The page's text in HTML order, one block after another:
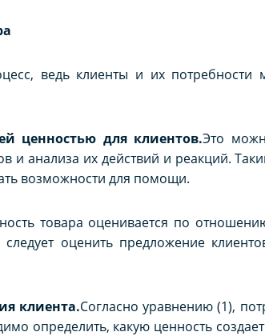
ведь клиенты и их потребности
ценностью для клиентов.Это
и анализа их действий и реакций.
возможности для помощи.
товара оценивается по
оценить предложение
клиента.Согласно уравнению (1),
определить, какую ценность